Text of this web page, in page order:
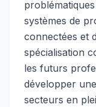
systèmes de
connectées et
spécialisation
les futurs
développer
secteurs en